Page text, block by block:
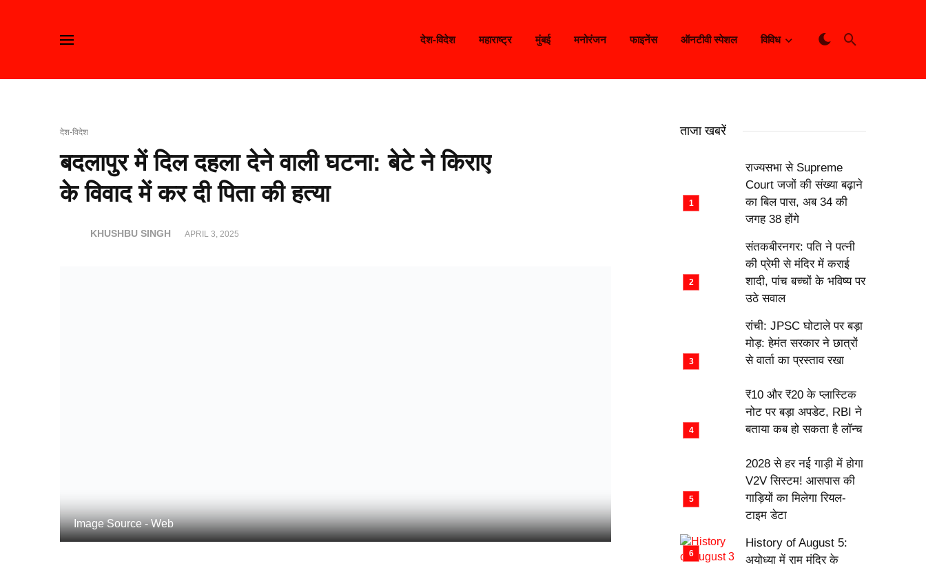
देश-विदेश महाराष्ट्र मुंबई मनोरंजन फाइनेंस ऑनटीवी स्पेशल विविध
देश-विदेश
बदलापुर में दिल दहला देने वाली घटना: बेटे ने किराए
के विवाद में कर दी पिता की हत्या
KHUSHBU SINGH APRIL 3, 2025
Image Source - Web
ताजा खबरें
राज्यसभा से Supreme
Court जजों की संख्या बढ़ाने
का बिल पास, अब 34 की
जगह 38 होंगे
संतकबीरनगर: पति ने पत्नी
की प्रेमी से मंदिर में कराई
शादी, पांच बच्चों के भविष्य पर
उठे सवाल
रांची: JPSC घोटाले पर बड़ा
मोड़: हेमंत सरकार ने छात्रों
से वार्ता का प्रस्ताव रखा
₹10 और ₹20 के प्लास्टिक
नोट पर बड़ा अपडेट, RBI ने
बताया कब हो सकता है लॉन्च
2028 से हर नई गाड़ी में होगा
V2V सिस्टम! आसपास की
गाड़ियों का मिलेगा रियल-
टाइम डेटा
History of August 5:
अयोध्या में राम मंदिर के